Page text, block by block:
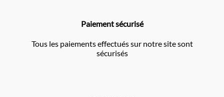
Paiement sécurisé
Tous les paiements effectués sur notre site sont
sécurisés